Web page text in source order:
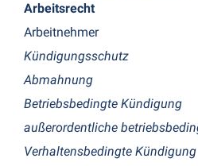
Arbeitsrecht
Arbeitnehmer
Kündigungsschutz
Abmahnung
Betriebsbedingte Kündigung
außerordentliche
Verhaltensbedingte Kündigung